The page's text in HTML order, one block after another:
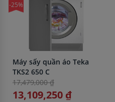
-25%
Máy sấy quần áo Teka
TKS2 650 C
17,479,000 ₫
13,109,250 ₫